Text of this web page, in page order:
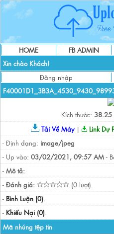
HOME FB ADMIN
Xin chào Khách!
Đăng nhập
Kích thước: 38.25
Tải Về Máy| Link Dự
- Định dạng: image/jpeg
- Up vào: 03/02/2021, 09:57 AM -
- Mô tả:
- Đánh giá:
(0 lượt).
- Bình Luận (0).
- Khiếu Nại (0).
Mã nhúng tệp tin